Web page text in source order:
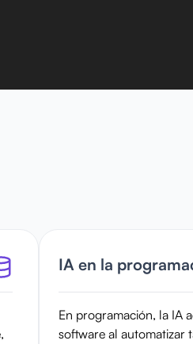
IA en la
En programación, la IA
software al automatizar